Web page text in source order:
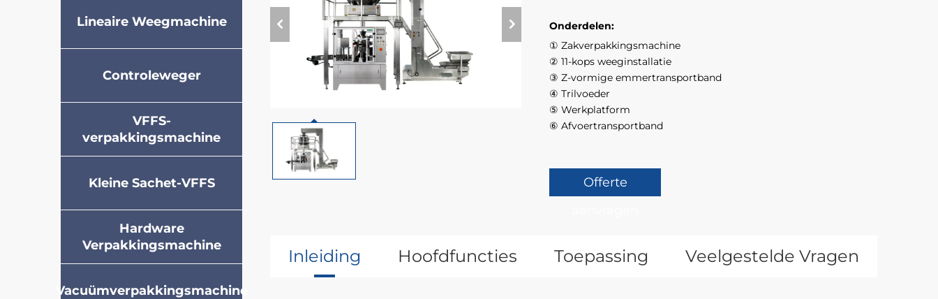
Lineaire Weegmachine
Controleweger
VFFS-
verpakkingsmachine
Kleine Sachet-VFFS
Hardware
Verpakkingsmachine
Vacuümverpakkingsmachine
Onderdelen:
① Zakverpakkingsmachine
② 11-kops weeginstallatie
③ Z-vormige emmertransportband
④ Trilvoeder
⑤ Werkplatform
⑥ Afvoertransportband
Offerte
Inleiding Hoofdfuncties Toepassing Veelgestelde Vragen